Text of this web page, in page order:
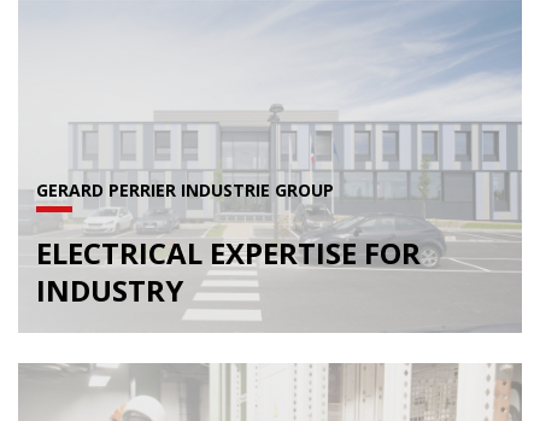
GERARD PERRIER INDUSTRIE GROUP
ELECTRICAL EXPERTISE FOR
INDUSTRY